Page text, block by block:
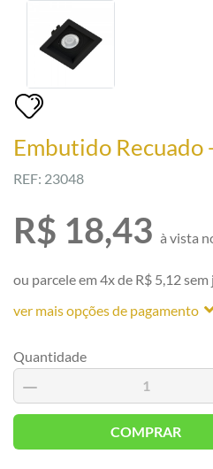
Embutido Recuado
REF: 23048
R$ 18,43 à vista
ou parcele em 4x de R$ 5,12
ver mais opções de pagamento
Quantidade
COMPRAR